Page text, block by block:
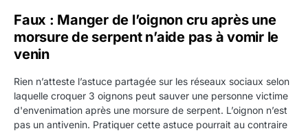
Faux : Manger de l’oignon cru après une
morsure de serpent n’aide pas à vomir le
venin
Rien n’atteste l’astuce partagée sur les réseaux sociaux selon
laquelle croquer 3 oignons peut sauver une personne victime
d'envenimation après une morsure de serpent. L’oignon n’est
pas un antivenin. Pratiquer cette astuce pourrait au contraire